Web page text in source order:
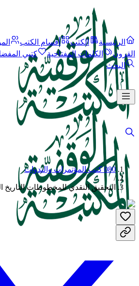
الرئيسية الكتب أقسام الكتب
القرون
الكلمات المفتاحية
كتبي
البحث
080 كتب المؤتمرات والندوات
/
التحقيق النقدي للمخطوطات التاريخ